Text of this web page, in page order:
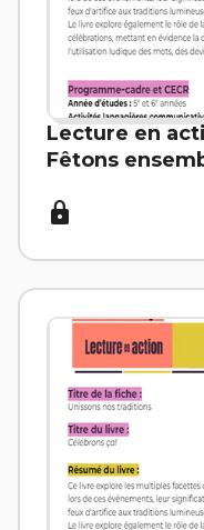
Lecture en
Fêtons
lock